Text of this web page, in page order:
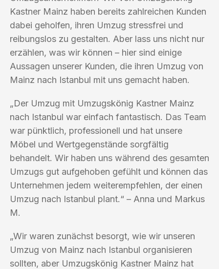
Kastner Mainz haben bereits zahlreichen Kunden
dabei geholfen, ihren Umzug stressfrei und
reibungslos zu gestalten. Aber lass uns nicht nur
erzählen, was wir können – hier sind einige
Aussagen unserer Kunden, die ihren Umzug von
Mainz nach Istanbul mit uns gemacht haben.
„Der Umzug mit Umzugskönig Kastner Mainz
nach Istanbul war einfach fantastisch. Das Team
war pünktlich, professionell und hat unsere
Möbel und Wertgegenstände sorgfältig
behandelt. Wir haben uns während des gesamten
Umzugs gut aufgehoben gefühlt und können das
Unternehmen jedem weiterempfehlen, der einen
Umzug nach Istanbul plant.“ – Anna und Markus
M.
„Wir waren zunächst besorgt, wie wir unseren
Umzug von Mainz nach Istanbul organisieren
sollten, aber Umzugskönig Kastner Mainz hat